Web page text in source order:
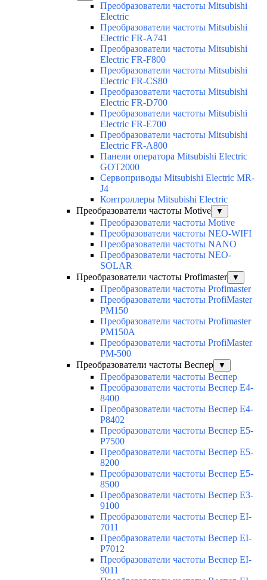
Преобразователи частоты Mitsubishi
Electric
Преобразователи частоты Mitsubishi
Electric FR-A741
Преобразователи частоты Mitsubishi
Electric FR-F800
Преобразователи частоты Mitsubishi
Electric FR-CS80
Преобразователи частоты Mitsubishi
Electric FR-D700
Преобразователи частоты Mitsubishi
Electric FR-E700
Преобразователи частоты Mitsubishi
Electric FR-A800
Панели оператора Mitsubishi Electric
GOT2000
Сервоприводы Mitsubishi Electric MR-
J4
Контроллеры Mitsubishi Electric
Преобразователи частоты Motive
▼
Преобразователи частоты Motive
Преобразователи частоты NEO-WIFI
Преобразователи частоты NANO
Преобразователи частоты NEO-
SOLAR
Преобразователи частоты Profimaster
▼
Преобразователи частоты Profimaster
Преобразователи частоты ProfiMaster
PM150
Преобразователи частоты Profimaster
PM150A
Преобразователи частоты ProfiMaster
PM-500
Преобразователи частоты Веспер
▼
Преобразователи частоты Веспер
Преобразователи частоты Веспер E4-
8400
Преобразователи частоты Веспер E4-
P8402
Преобразователи частоты Веспер E5-
P7500
Преобразователи частоты Веспер E5-
8200
Преобразователи частоты Веспер E5-
8500
Преобразователи частоты Веспер E3-
9100
Преобразователи частоты Веспер EI-
7011
Преобразователи частоты Веспер EI-
P7012
Преобразователи частоты Веспер EI-
9011